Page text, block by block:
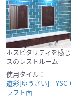
ホスピタリティを感
スのレストルーム
使用タイル：
遊彩[ゆうさい] YSC-
ラフト面